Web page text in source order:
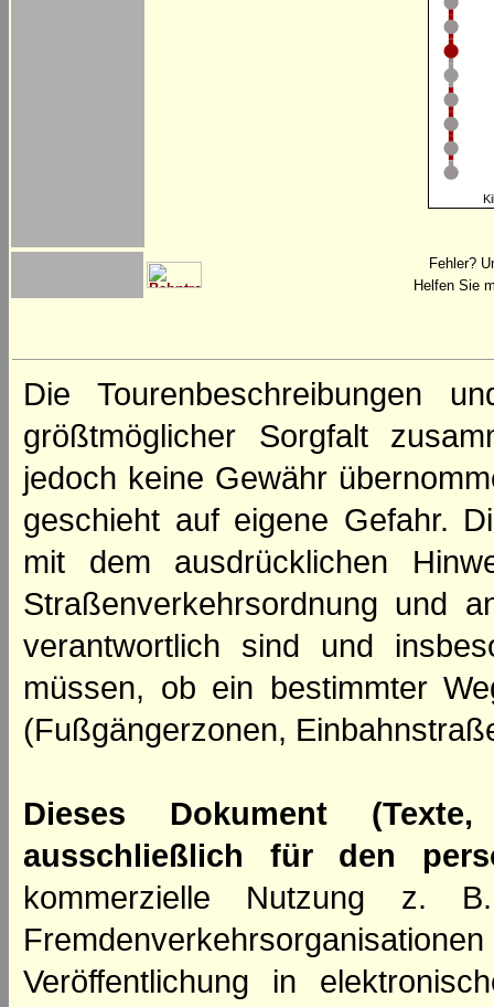
Fehler?
Helfen Sie
Die Tourenbeschreibungen
größtmöglicher Sorgfalt
jedoch keine Gewähr
geschieht auf eigene Gefahr.
mit dem ausdrücklichen
Straßenverkehrsordnung und
verantwortlich sind und
müssen, ob ein bestimmter
(Fußgängerzonen,
Dieses Dokument
ausschließlich für den
kommerzielle Nutzung z.
Veröffentlichung in